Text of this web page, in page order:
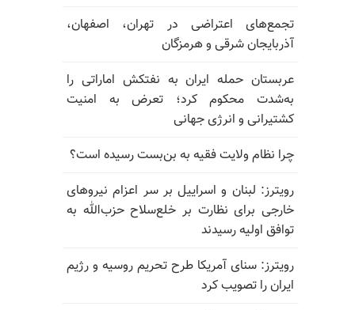
تجمع‌های اعتراضی در تهران، اصفهان،
آذربایجان شرقی و هرمزگان
عربستان حمله ایران به نفتکش اماراتی را
به‌شدت محکوم کرد؛ تعرض به امنیت
کشتیرانی و انرژی جهانی
چرا نظام ولایت فقیه به بن‌بست رسیده است؟
رویترز: لبنان و اسراییل بر سر اعزام نیروهای
خارجی برای نظارت بر خلع‌سلاح حزب‌الله به
توافق اولیه رسیدند
رویترز: سنای آمریکا طرح تحریم روسیه و رژیم
ایران را تصویب کرد